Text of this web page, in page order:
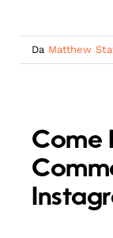
Da Matthew
Come